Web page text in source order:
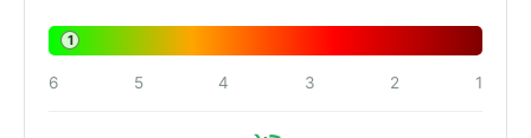
1
1
2
3
4
5
6